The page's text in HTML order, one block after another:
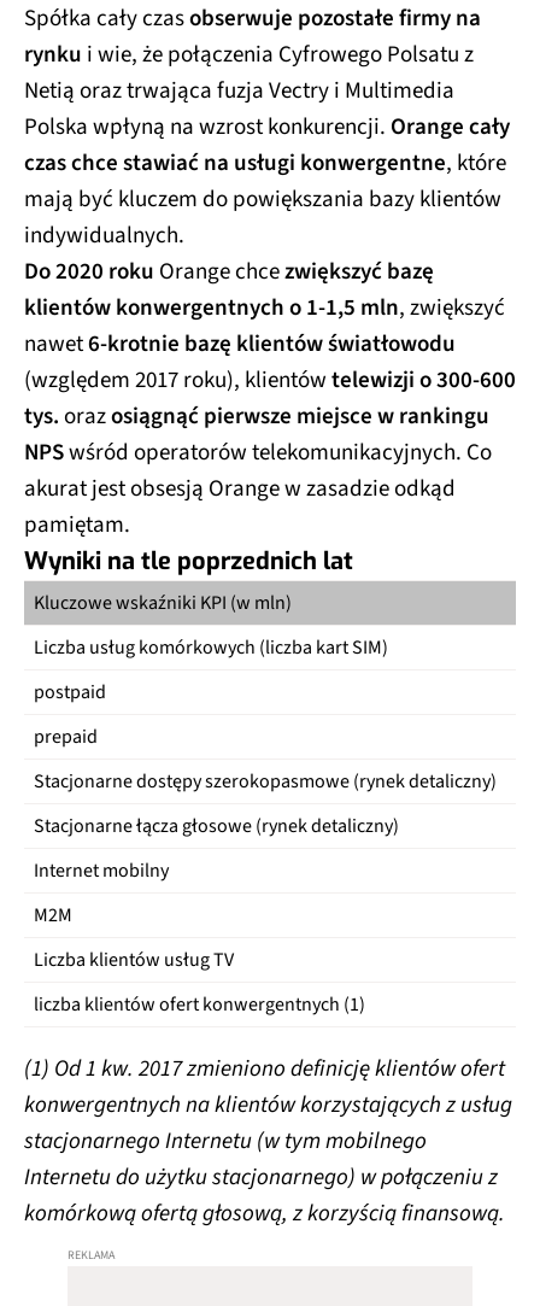
Spółka cały czasobserwuje pozostałe firmy na
rynku i wie, że połączenia Cyfrowego Polsatu z
Netią oraz trwająca fuzja Vectry i Multimedia
Polska wpłyną na wzrost konkurencji. Orange cały
czas chce stawiać na usługi konwergentne, które
mają być kluczem do powiększania bazy klientów
indywidualnych.
Do 2020 roku Orange chcezwiększyć bazę
klientów konwergentnych o 1-1,5 mln, zwiększyć
nawet6-krotnie bazę klientów światłowodu
(względem 2017 roku), klientówtelewizji o 300-600
tys.orazosiągnąć pierwsze miejsce w rankingu
NPSwśród operatorów telekomunikacyjnych. Co
akurat jest obsesją Orange w zasadzie odkąd
pamiętam.
Wyniki na tle poprzednich lat
Kluczowe wskaźniki KPI (w mln)
Liczba usług komórkowych (liczba kart SIM)
postpaid
prepaid
Stacjonarne dostępy szerokopasmowe (rynek detaliczny)
Stacjonarne łącza głosowe (rynek detaliczny)
Internet mobilny
M2M
Liczba klientów usług TV
liczba klientów ofert konwergentnych (1)
(1) Od 1 kw. 2017 zmieniono definicję klientów ofert
konwergentnych na klientów korzystających z usług
stacjonarnego Internetu (w tym mobilnego
Internetu do użytku stacjonarnego) w połączeniu z
komórkową ofertą głosową, z korzyścią finansową.